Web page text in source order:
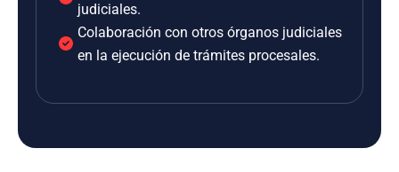
judiciales.
Colaboración con otros órganos judiciales
en la ejecución de trámites procesales.